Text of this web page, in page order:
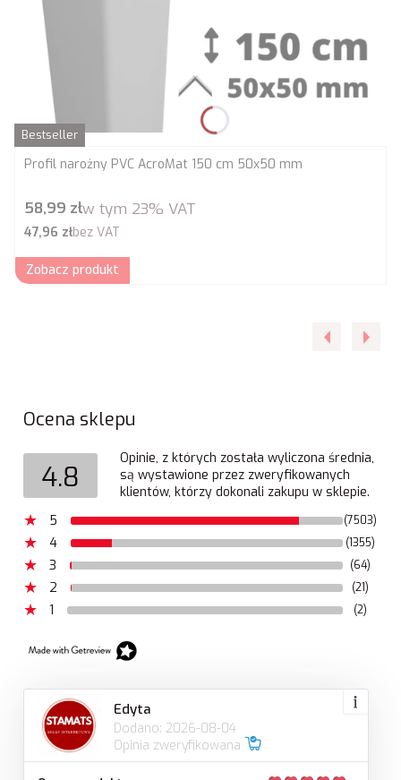
Bestseller
Profil narożny PVC AcroMat 150 cm 50x50 mm
Cena brutto
58,99 złw tym 23% VAT
Cena netto
47,96 złbez VAT
Zobacz produkt
Ocena sklepu
4.8
Opinie, z których została wyliczona średnia,
są wystawione przez zweryfikowanych
klientów, którzy dokonali zakupu w sklepie.
5
(7503)
4 (1355)
3 (64)
2 (21)
1 (2)
Edyta
Dodano: 2026-08-04
Opinia zweryfikowana